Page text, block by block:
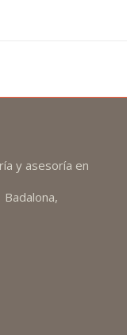
y asesoría en